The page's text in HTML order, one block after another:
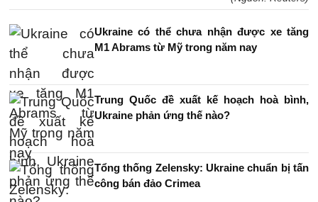
Ukraine có thể chưa nhận được xe tăng
M1 Abrams từ Mỹ trong năm nay
Trung Quốc đề xuất kế hoạch hoà bình,
Ukraine phản ứng thế nào?
Tổng thống Zelensky: Ukraine chuẩn bị tấn
công bán đảo Crimea